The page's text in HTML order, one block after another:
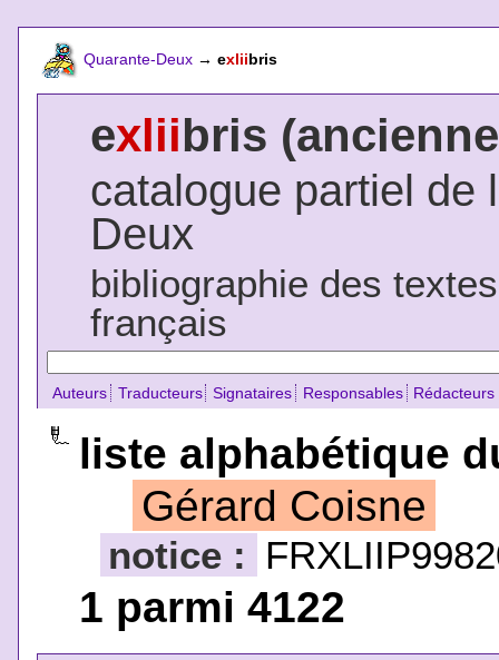
Quarante-Deux → exliibris
exliibris
catalogue partiel de
Deux
bibliographie des
français
Auteurs Traducteurs Signataires Responsables Rédacteurs
liste alphabétique
Gérard Coisne
notice :
1 parmi 4122